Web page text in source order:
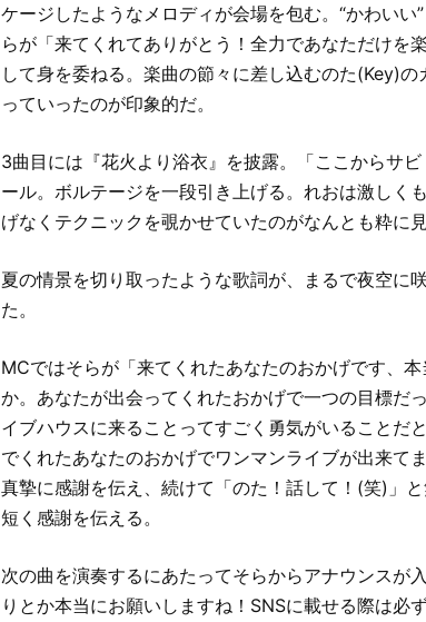
ケージしたようなメロディが会場を包む。“かわい
らが「来てくれてありがとう！全力であなただけを
して身を委ねる。楽曲の節々に差し込むのた(Key)
っていったのが印象的だ。
3曲目には『花火より浴衣』を披露。「ここからサ
ール。ボルテージを一段引き上げる。れおは激しく
げなくテクニックを覗かせていたのがなんとも粋に見
夏の情景を切り取ったような歌詞が、まるで夜空に
た。
MCではそらが「来てくれたあなたのおかげです、
か。あなたが出会ってくれたおかげで一つの目標だ
イブハウスに来ることってすごく勇気がいることだ
でくれたあなたのおかげでワンマンライブが出来て
真摯に感謝を伝え、続けて「のた！話して！(笑)」
短く感謝を伝える。
次の曲を演奏するにあたってそらからアナウンスが
りとか本当にお願いしますね！SNSに載せる際は必